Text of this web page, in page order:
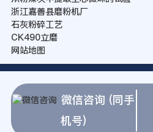
浙江嘉善县磨粉机厂
石灰粉碎工艺
CK490立磨
网站地图
微信咨询 (同手
机号)